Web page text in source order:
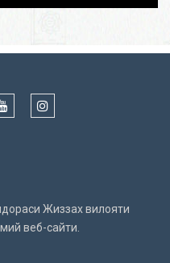
Жиззах вилояти
веб-сайти.